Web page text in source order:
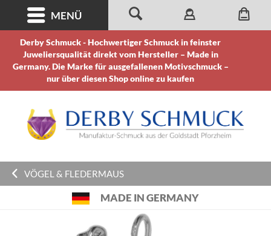
Derby Schmuck - Hochwertiger Schmuck in feinster
Juweliersqualität direkt vom Hersteller – Made in
Germany. Die Marke für ausgefallenen Motivschmuck –
nur über diesen Shop online zu kaufen
MENÜ
VÖGEL & FLEDERMAUS
MADE IN GERMANY